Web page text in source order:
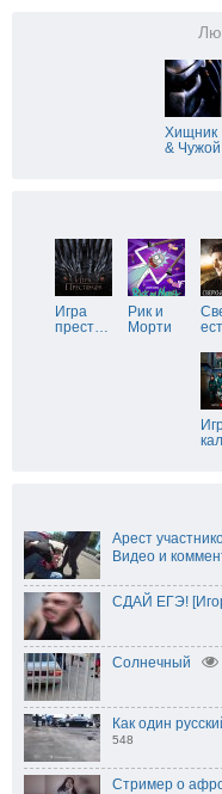
Хищник
& Чужой
Игра
прест…
Рик и
Морти
Арест
Видео и
СДАЙ ЕГЭ!
Солнечный
Как один
548
Стример о